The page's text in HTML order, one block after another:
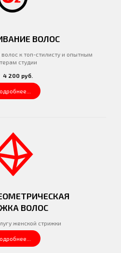
ВОЛОС
к топ-стилисту и опытным
студии
4 200 руб.
ВОЛОС
женской стрижки